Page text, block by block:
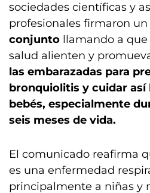
sociedades científicas y
profesionales firmaron un
conjunto llamando a
salud alienten y
las embarazadas para
bronquiolitis y cuidar así
bebés, especialmente
seis meses de vida.
El comunicado reafirma
es una enfermedad
principalmente a niñas y